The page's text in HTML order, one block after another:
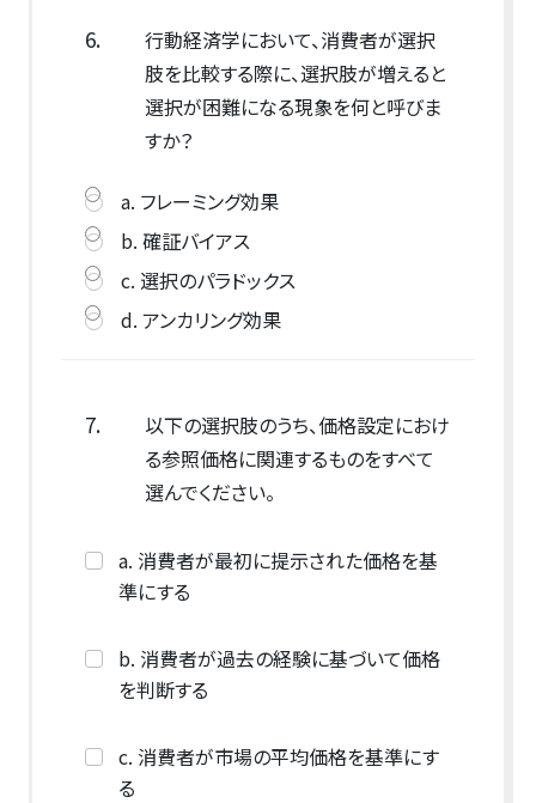
6.
行動経済学において、消費者が選択
肢を比較する際に、選択肢が増えると
選択が困難になる現象を何と呼びま
すか？
a. フレーミング効果
b. 確証バイアス
c. 選択のパラドックス
d. アンカリング効果
7.
以下の選択肢のうち、価格設定におけ
る参照価格に関連するものをすべて
選んでください。
a. 消費者が最初に提示された価格を基
準にする
b. 消費者が過去の経験に基づいて価格
を判断する
c. 消費者が市場の平均価格を基準にす
る